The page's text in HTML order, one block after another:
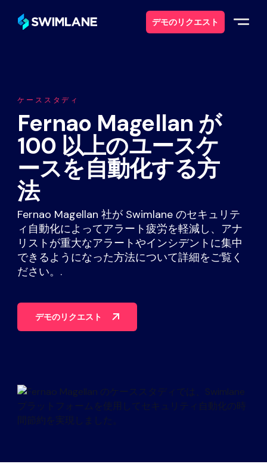
デモのリクエスト
ソリューション
製品紹介
サービス
リソース
について
パートナー
連絡先
日本語
デモのリクエスト
ケーススタディ
Fernao Magellan が
100 以上のユースケ
ースを自動化する方
法
Fernao Magellan 社が Swimlane のセキュリテ
ィ自動化によってアラート疲労を軽減し、アナ
リストが重大なアラートやインシデントに集中
できるようになった方法について詳細をご覧く
ださい。.
デモのリクエスト